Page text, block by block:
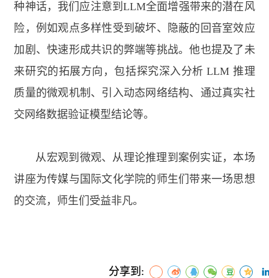
种神话，我们应注意到 LLM全面增强带来的潜在风
险，例如观点多样性受到破坏、隐蔽的回音室效应
加剧、快速形成共识的弊端等挑战。他也提及了未
来研究的拓展方向，包括探究深入分析LLM 推理
质量的微观机制、引入动态网络结构、通过真实社
交网络数据验证模型结论等。
从宏观到微观、从理论推理到案例实证，本场
讲座为传媒与国际文化学院的师生们带来一场思想
的交流，师生们受益非凡。
分享到: